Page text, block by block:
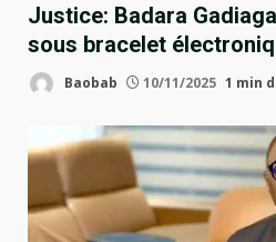
Justice: Badara
sous bracelet
Baobab 10/11/2025 1 min